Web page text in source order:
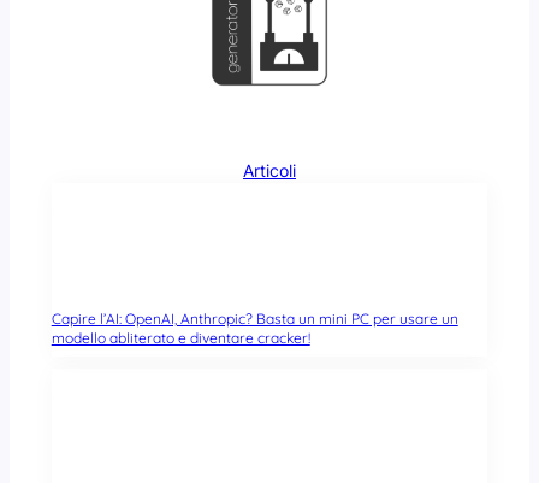
Articoli
Capire l’AI: OpenAI, Anthropic? Basta un mini PC per usare un
modello abliterato e diventare cracker!